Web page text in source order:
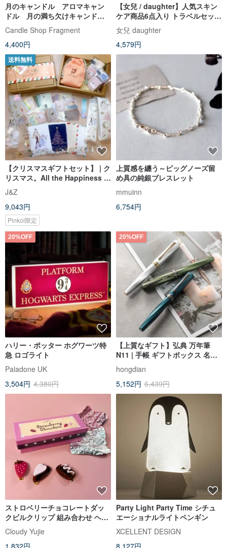
月のキャンドル アロマキャン
ドル 月の満ち欠けキャンド
ル スモールサイズ 透明 浪漫
Candle Shop Fragment
4,400円
【女兒 / daughter】人気スキン
ケア商品6点入り トラベルセッ
ト/ クリスマスギフトや誕生日プ
レゼントに【台湾ブランド】
女兒 daughter
4,579円
送料無料
【クリスマスギフトセット】 | ク
リスマス。All the Happiness |
手帳コラージュギフト
J&Z
9,043円
Pinkoi限定
上質感を纏う～ピッグノーズ留
め具の純銀ブレスレット
mmuinn
6,754円
20%OFF
ハリー・ポッター ホグワーツ特
急 ロゴライト
Paladone UK
3,504円 4,380円
20%OFF
【上質なギフト】弘典 万年筆
N11 | 手帳 ギフトボックス 名入
れなし
hongdian
5,152円 6,439円
ストロベリーチョコレートダッ
クビルクリップ 組み合わせ ヘア
クリップ ギフトボックス
Cloudy Yujie
1,832円
Party Light Party Time シチュ
エーショナルライトペンギン
XCELLENT DESIGN
8,127円